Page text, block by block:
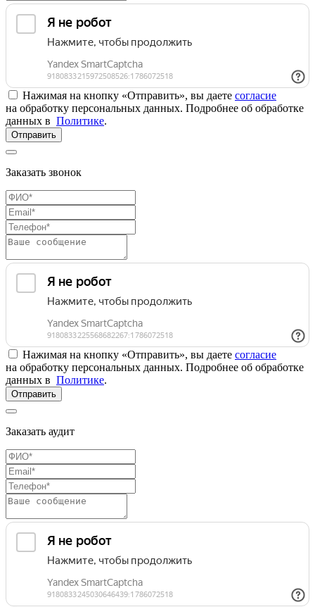
Нажимая на кнопку «Отправить», вы даете согласие
на обработку персональных данных. Подробнее об обработке
данных в Политике.
Отправить
Заказать звонок
Нажимая на кнопку «Отправить», вы даете согласие
на обработку персональных данных. Подробнее об обработке
данных в Политике.
Отправить
Заказать аудит